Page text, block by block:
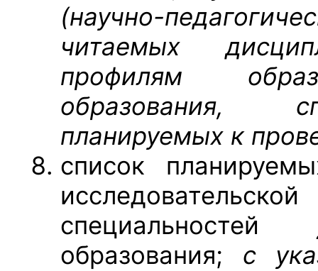
(научно-
читаемых
профилям
образования,
планируемых к
список
специальностей
образования; с